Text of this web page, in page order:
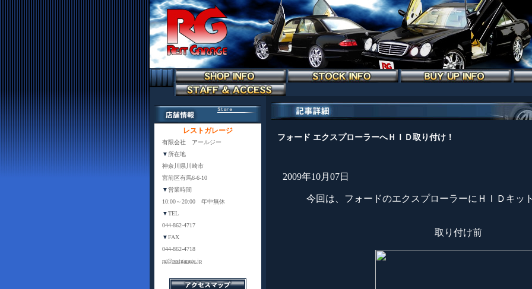
レストガレージ
有限会社 アールジー
▼ 所在地
神奈川県川崎市
宮前区有馬6-6-10
▼営業時間
10:00～20:00 年中無休
▼TEL
044-862-4717
▼FAX
044-862-4718
rg@restgarage.jp
フォード エクスプローラーへＨＩＤ取り付け！
2009年10月07日
今回は、フォードのエクスプローラーにＨＩＤキッ
取り付け前